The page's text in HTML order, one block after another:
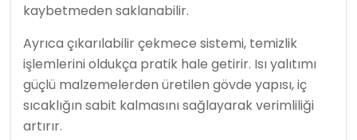
kaybetmeden saklanabilir.
Ayrıca çıkarılabilir çekmece sistemi, temizlik
işlemlerini oldukça pratik hale getirir. Isı yalıtımı
güçlü malzemelerden üretilen gövde yapısı, iç
sıcaklığın sabit kalmasını sağlayarak verimliliği
artırır.